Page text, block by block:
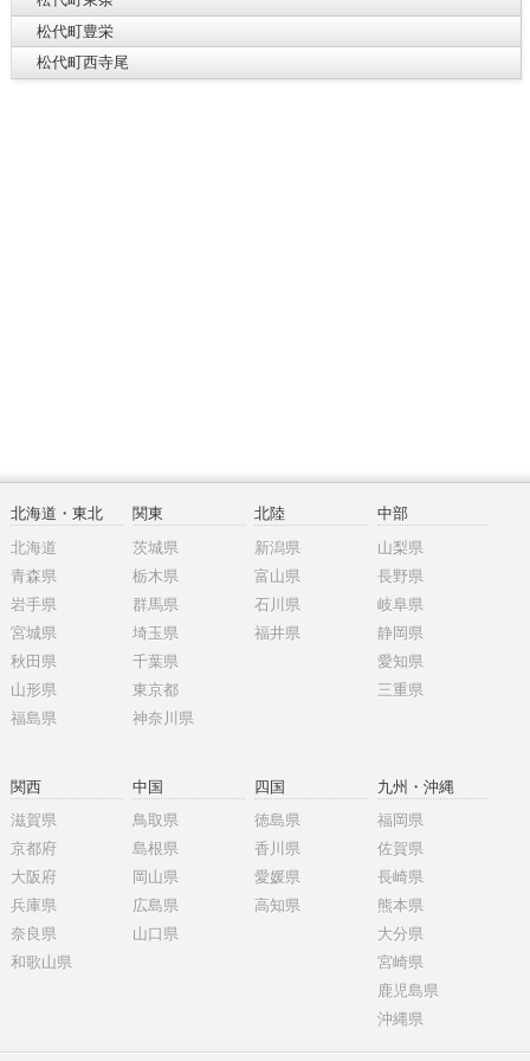
松代町豊栄
松代町西寺尾
北海道・東北
北海道
青森県
岩手県
宮城県
秋田県
山形県
福島県
関東
茨城県
栃木県
群馬県
埼玉県
千葉県
東京都
神奈川県
北陸
新潟県
富山県
石川県
福井県
中部
山梨県
長野県
岐阜県
静岡県
愛知県
三重県
関西
滋賀県
京都府
大阪府
兵庫県
奈良県
和歌山県
中国
鳥取県
島根県
岡山県
広島県
山口県
四国
徳島県
香川県
愛媛県
高知県
九州・沖縄
福岡県
佐賀県
長崎県
熊本県
大分県
宮崎県
鹿児島県
沖縄県